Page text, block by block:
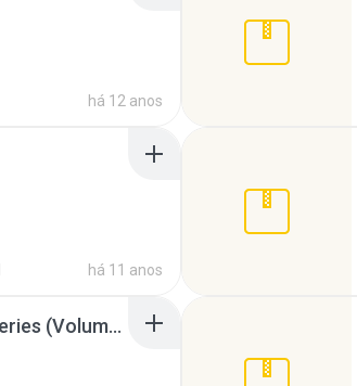
há 12 anos
há 11 anos
Junior Miss Pageant 1999 Series (Volume I Part I NC 6).7z